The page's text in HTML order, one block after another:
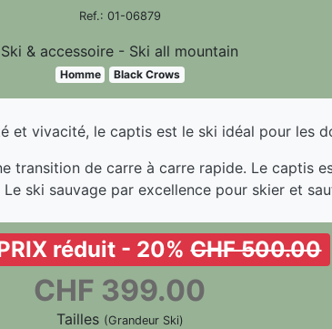
Ref.: 01-06879
Ski & accessoire - Ski all mountain
Homme Black Crows
et vivacité, le captis est le ski idéal pour les
transition de carre à carre rapide. Le captis
ski sauvage par excellence pour skier et
réduit - 20%CHF 500.00
CHF 399.00
Tailles (Grandeur Ski)